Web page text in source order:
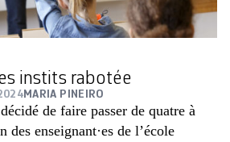
instits rabotée
MARIA PINEIRO
de faire passer de quatre à
enseignant·es de l’école